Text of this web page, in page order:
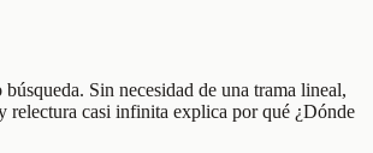
Sin necesidad de una trama lineal,
relectura casi infinita explica por qué ¿Dónde